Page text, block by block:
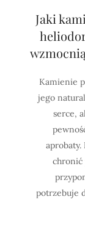
Jaki
Kamienie
jego
serce,
aprobaty.
chronić
potrzebuje